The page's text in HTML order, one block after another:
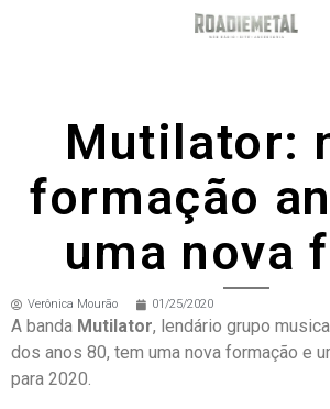
Mutilator:
formação
uma nova
Verônica Mourão 01/25/2020
A banda Mutilator, lendário grupo
dos anos 80, tem uma nova formação e
para 2020.